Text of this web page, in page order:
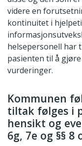
videre en
kontinuitet i
helsepersonell har
pasienten til å
vurderinger.
Kommunen
tiltak følges i
hensikt og
6g, 7e og §§ 8